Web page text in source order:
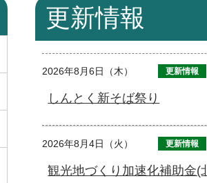
更新情報
2026年8月6日（木） 更新情報
しんとく新そば祭り
2026年8月4日（火） 更新情報
観光地づくり加速化補助金(